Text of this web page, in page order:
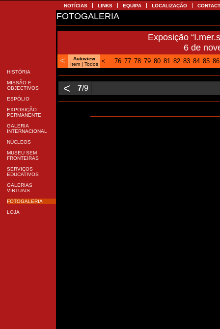
HISTÓRIA
MISSÃO E
OBJECTIVOS
ESPÓLIO
EXPOSIÇÃO
PERMANENTE
GALERIA
INTERNACIONAL
NÚCLEOS
MUSEU SEM
FRONTEIRAS
SERVIÇOS
EDUCATIVOS
GALERIAS
VIRTUAIS
FOTOGALERIA
LOJA
NOTÍCIAS LINKS EQUIPA LOCALIZAÇÃO
FOTOGALERIA
Exposição
6 de
<
Autoview
Item| Todos < 76 77 78 79 80 81 82 83 84 85 86
< 7/9